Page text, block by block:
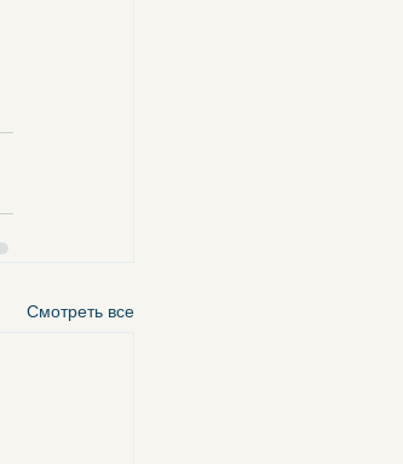
Смотреть все